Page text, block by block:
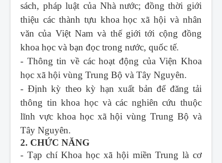
sách, pháp luật của Nhà nước; đồng thời giới
thiệu các thành tựu khoa học xã hội và nhân
văn của Việt Nam và thế giới tới cộng đồng
khoa học và bạn đọc trong nước, quốc tế.
- Thông tin về các hoạt động của Viện Khoa
học xã hội vùng Trung Bộ và Tây Nguyên.
- Định kỳ theo kỳ hạn xuất bản để đăng tải
thông tin khoa học và các nghiên cứu thuộc
lĩnh vực khoa học xã hội vùng Trung Bộ và
Tây Nguyên.
2. CHỨC NĂNG
- Tạp chí Khoa học xã hội miền Trung là cơ